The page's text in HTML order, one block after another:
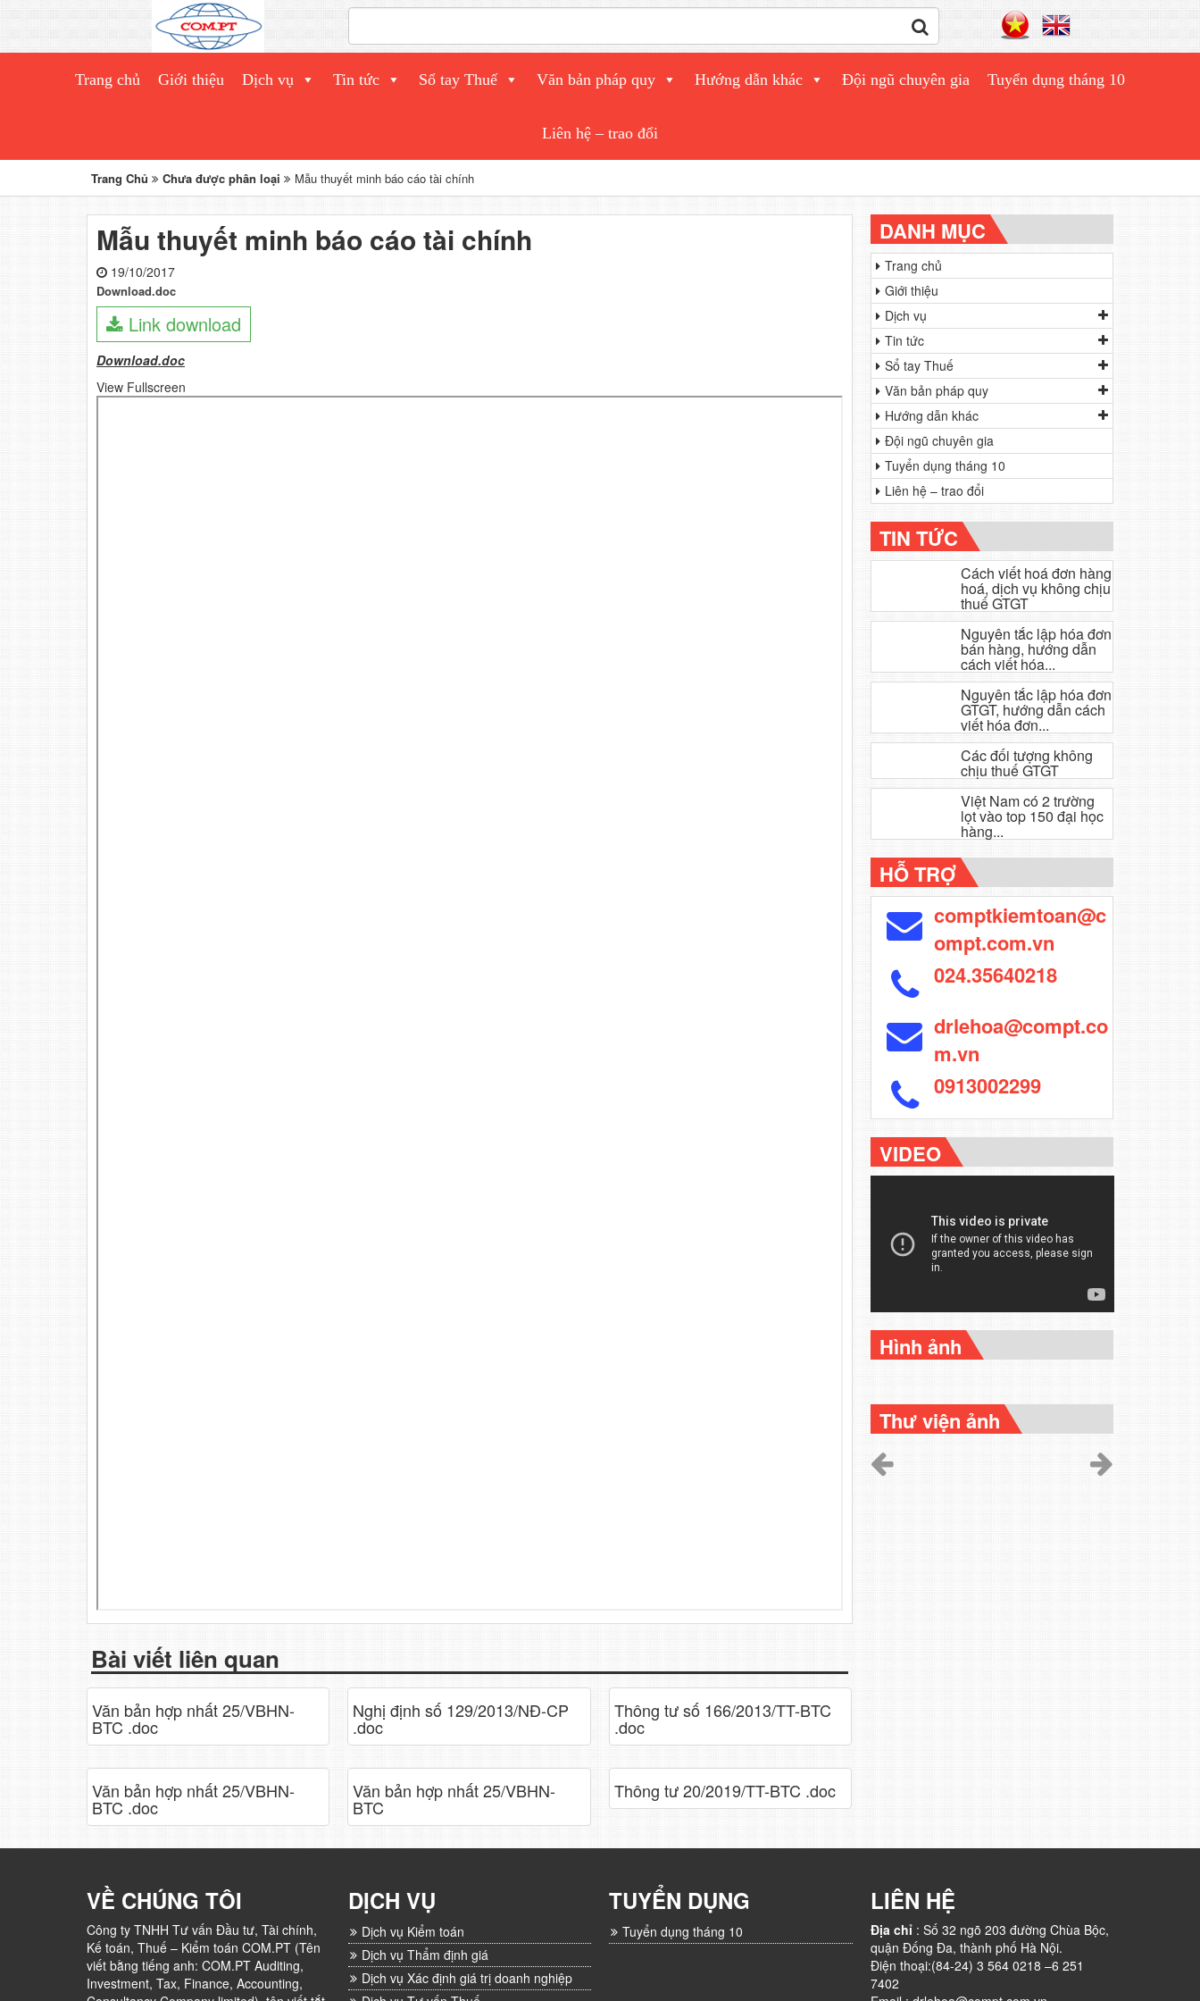
Trang chủ Giới thiệu Dịch vụ Tin tức Sổ tay Thuế Văn bản pháp quy Hướng dẫn khác Đội ngũ chuyên gia Tuyển dụng tháng 10
Liên hệ – trao đổi
Trang Chủ Chưa được phân loại Mẫu thuyết minh báo cáo tài chính
Mẫu thuyết minh báo cáo tài chính
19/10/2017
Download.doc
Link download
Download.doc
View Fullscreen
Bài viết liên quan
Văn bản hợp nhất 25/VBHN-
BTC .doc
Nghị định số 129/2013/NĐ-CP
.doc
Thông tư số 166/2013/TT-BTC
.doc
Văn bản hợp nhất 25/VBHN-
BTC .doc
Văn bản hợp nhất 25/VBHN-
BTC
Thông tư 20/2019/TT-BTC .doc
DANH MỤC
Trang chủ
Giới thiệu
Dịch vụ
Tin tức
Sổ tay Thuế
Văn bản pháp quy
Hướng dẫn khác
Đội ngũ chuyên gia
Tuyển dụng tháng 10
Liên hệ – trao đổi
TIN TỨC
Cách viết hoá đơn hàng
hoá, dịch vụ không chịu
thuế GTGT
Nguyên tắc lập hóa đơn
bán hàng, hướng dẫn
cách viết hóa...
Nguyên tắc lập hóa đơn
GTGT, hướng dẫn cách
viết hóa đơn...
Các đối tượng không
chịu thuế GTGT
Việt Nam có 2 trường
lọt vào top 150 đại học
hàng...
HỖ TRỢ
comptkiemtoan@c
ompt.com.vn
024.35640218
drlehoa@compt.co
m.vn
0913002299
VIDEO
Hình ảnh
Thư viện ảnh
VỀ CHÚNG TÔI
Công ty TNHH Tư vấn Đầu tư, Tài chính,
Kế toán, Thuế – Kiểm toán COM.PT (Tên
viết bằng tiếng anh: COM.PT Auditing,
Investment, Tax, Finance, Accounting,
DỊCH VỤ
Dịch vụ Kiểm toán
Dịch vụ Thẩm định giá
Dịch vụ Xác định giá trị doanh nghiệp
TUYỂN DỤNG
Tuyển dụng tháng 10
LIÊN HỆ
Địa chỉ: Số 32 ngõ 203 đường Chùa Bộc,
quận Đống Đa, thành phố Hà Nội.
Điện thoại:(84-24) 3 564 0218 –6 251
7402